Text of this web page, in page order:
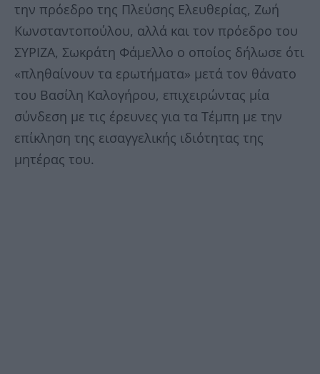
την πρόεδρο της Πλεύσης Ελευθερίας, Ζωή
Κωνσταντοπούλου, αλλά και τον πρόεδρο του
ΣΥΡΙΖΑ, Σωκράτη Φάμελλο ο οποίος δήλωσε ότι
«πληθαίνουν τα ερωτήματα» μετά τον θάνατο
του Βασίλη Καλογήρου, επιχειρώντας μία
σύνδεση με τις έρευνες για τα Τέμπη με την
επίκληση της εισαγγελικής ιδιότητας της
μητέρας του.